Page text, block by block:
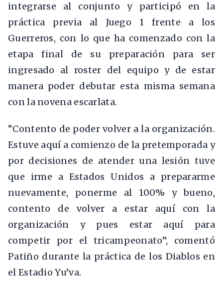
integrarse al conjunto y participó en la
práctica previa al Juego 1 frente a los
Guerreros, con lo que ha comenzado con la
etapa final de su preparación para ser
ingresado al roster del equipo y de estar
manera poder debutar esta misma semana
con la novena escarlata.
“Contento de poder volver a la organización.
Estuve aquí a comienzo de la pretemporada y
por decisiones de atender una lesión tuve
que irme a Estados Unidos a prepararme
nuevamente, ponerme al 100% y bueno,
contento de volver a estar aquí con la
organización y pues estar aquí para
competir por el tricampeonato”, comentó
Patiño durante la práctica de los Diablos en
el Estadio Yu’va.